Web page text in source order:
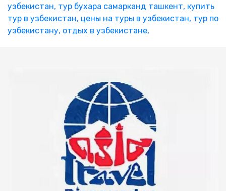
узбекистан, тур бухара самарканд ташкент, купить
тур в узбекистан, цены на туры в узбекистан, тур по
узбекистану, отдых в узбекистане,